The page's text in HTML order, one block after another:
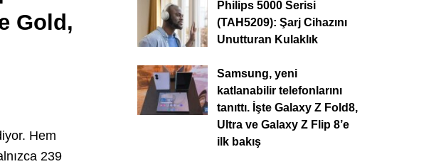
Gold,
Hem
239
Philips 5000 Serisi
(TAH5209): Şarj Cihazını
Unutturan Kulaklık
Samsung, yeni
katlanabilir telefonlarını
tanıttı. İşte Galaxy Z Fold8,
Ultra ve Galaxy Z Flip 8’e
ilk bakış